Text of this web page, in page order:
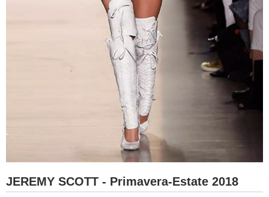
JEREMY SCOTT - Primavera-Estate 2018